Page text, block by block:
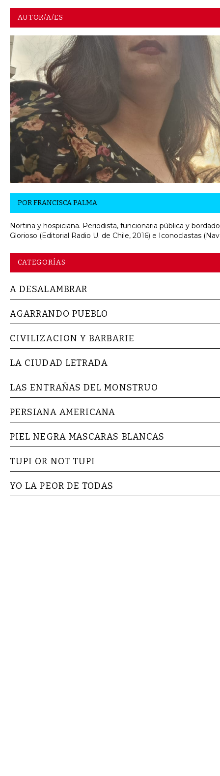
AUTOR/A/ES
PORFRANCISCA PALMA
Nortina y hospiciana. Periodista, funcionaria pública y
Glorioso (Editorial Radio U. de Chile, 2016) e Iconoclastas
CATEGORÍAS
A DESALAMBRAR
AGARRANDO PUEBLO
CIVILIZACION Y BARBARIE
LA CIUDAD LETRADA
LAS ENTRAÑAS DEL MONSTRUO
PERSIANA AMERICANA
PIEL NEGRA MASCARAS BLANCAS
TUPI OR NOT TUPI
YO LA PEOR DE TODAS